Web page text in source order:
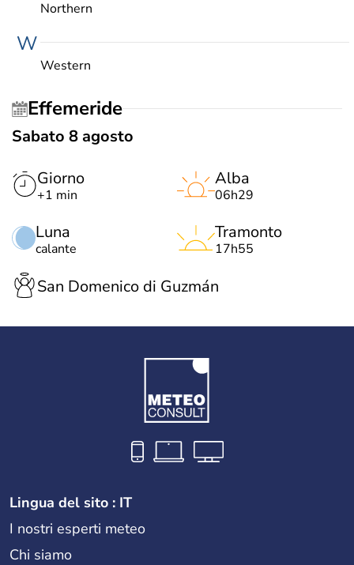
Northern
W
Western
Effemeride
Sabato 8 agosto
Giorno
+1 min
Luna
calante
Alba
06h29
Tramonto
17h55
San Domenico di Guzmán
Lingua del sito : IT
I nostri esperti meteo
Chi siamo